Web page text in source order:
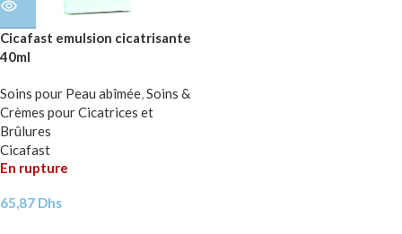
Cicafast emulsion cicatrisante
40ml
Soins pour Peau abîmée,Soins &
Crèmes pour Cicatrices et
Brûlures
Cicafast
En rupture
65,87 Dhs